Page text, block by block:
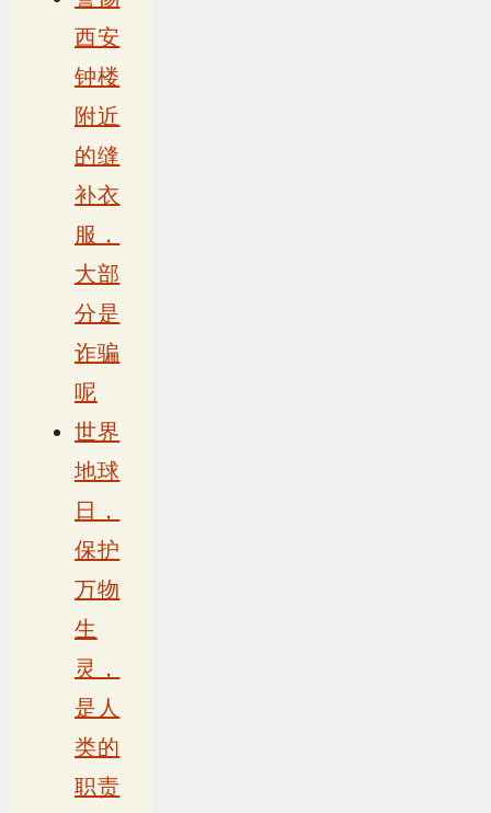
西安
钟楼
附近
的缝
补衣
服，
大部
分是
诈骗
呢
世界
地球
日，
保护
万物
生
灵，
是人
类的
职责